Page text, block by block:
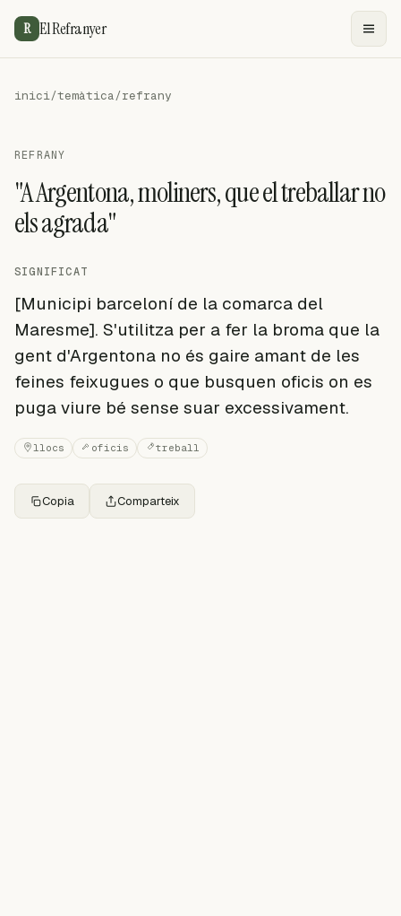
R El Refranyer
inici/temàtica/refrany
REFRANY
"A Argentona, moliners, que el treballar no
els agrada"
SIGNIFICAT
[Municipi barceloní de la comarca del
Maresme]. S'utilitza per a fer la broma que la
gent d'Argentona no és gaire amant de les
feines feixugues o que busquen oficis on es
puga viure bé sense suar excessivament.
llocs oficis treball
Copia Comparteix